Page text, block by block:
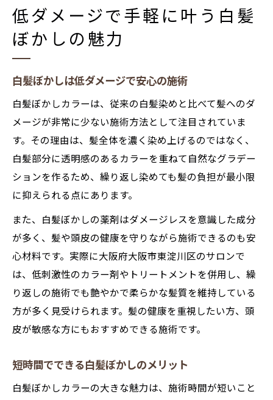
低ダメージで手軽に叶う白髪
ぼかしの魅力
白髪ぼかしは低ダメージで安心の施術
白髪ぼかしカラーは、従来の白髪染めと比べて髪へのダ
メージが非常に少ない施術方法として注目されていま
す。その理由は、髪全体を濃く染め上げるのではなく、
白髪部分に透明感のあるカラーを重ねて自然なグラデー
ションを作るため、繰り返し染めても髪の負担が最小限
に抑えられる点にあります。
また、白髪ぼかしの薬剤はダメージレスを意識した成分
が多く、髪や頭皮の健康を守りながら施術できるのも安
心材料です。実際に大阪府大阪市東淀川区のサロンで
は、低刺激性のカラー剤やトリートメントを併用し、繰
り返しの施術でも艶やかで柔らかな髪質を維持している
方が多く見受けられます。髪の健康を重視したい方、頭
皮が敏感な方にもおすすめできる施術です。
短時間でできる白髪ぼかしのメリット
白髪ぼかしカラーの大きな魅力は、施術時間が短いこと